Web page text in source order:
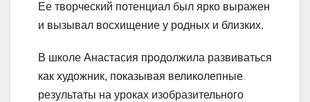
Ее творческий потенциал был ярко выражен
и вызывал восхищение у родных и близких.
В школе Анастасия продолжила развиваться
как художник, показывая великолепные
результаты на уроках изобразительного